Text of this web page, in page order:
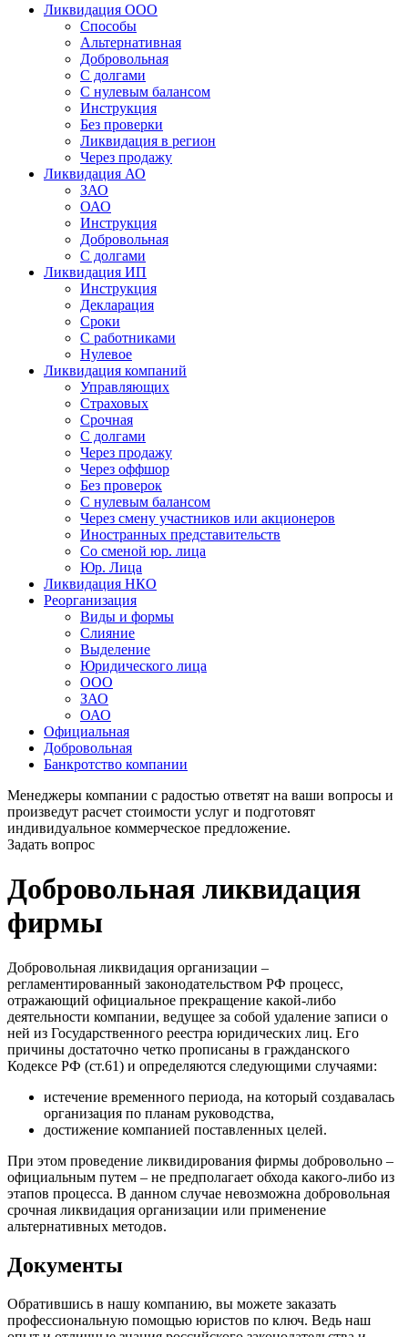
Ликвидация ООО
Способы
Альтернативная
Добровольная
С долгами
С нулевым балансом
Инструкция
Без проверки
Ликвидация в регион
Через продажу
Ликвидация АО
ЗАО
ОАО
Инструкция
Добровольная
С долгами
Ликвидация ИП
Инструкция
Декларация
Сроки
С работниками
Нулевое
Ликвидация компаний
Управляющих
Страховых
Срочная
С долгами
Через продажу
Через оффшор
Без проверок
С нулевым балансом
Через смену участников или акционеров
Иностранных представительств
Со сменой юр. лица
Юр. Лица
Ликвидация НКО
Реорганизация
Виды и формы
Слияние
Выделение
Юридического лица
ООО
ЗАО
ОАО
Официальная
Добровольная
Банкротство компании
Менеджеры компании с радостью ответят на ваши вопросы и
произведут расчет стоимости услуг и подготовят
индивидуальное коммерческое предложение.
Задать вопрос
Добровольная ликвидация
фирмы
Добровольная ликвидация организации –
регламентированный законодательством РФ процесс,
отражающий официальное прекращение какой-либо
деятельности компании, ведущее за собой удаление записи о
ней из Государственного реестра юридических лиц. Его
причины достаточно четко прописаны в гражданского
Кодексе РФ (ст.61) и определяются следующими случаями:
истечение временного периода, на который создавалась
организация по планам руководства,
достижение компанией поставленных целей.
При этом проведение ликвидирования фирмы добровольно –
официальным путем – не предполагает обхода какого-либо из
этапов процесса. В данном случае невозможна добровольная
срочная ликвидация организации или применение
альтернативных методов.
Документы
Обратившись в нашу компанию, вы можете заказать
профессиональную помощью юристов по ключ. Ведь наш